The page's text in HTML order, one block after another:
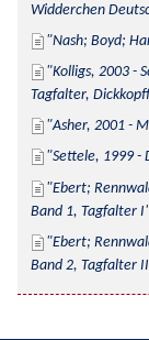
Widderchen
Nash; Boyd;
Kolligs, 2003 -
Tagfalter,
Asher, 2001 -
Settele, 1999 -
Ebert;
Band 1, Tagfalter I
Ebert;
Band 2, Tagfalter II